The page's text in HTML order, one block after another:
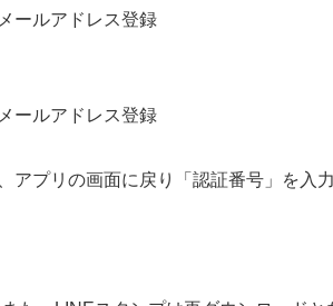
ールアドレス登録
ールアドレス登録
プリの画面に戻り「認証番号」を入力